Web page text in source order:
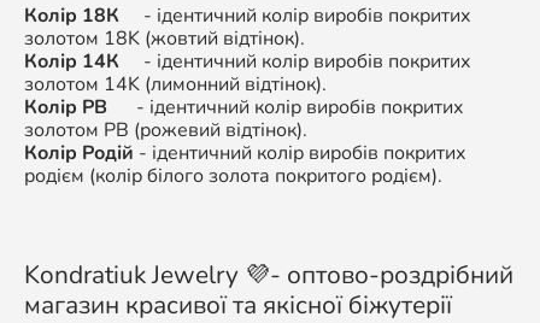
Колір 18К - ідентичний колір виробів покритих
золотом 18K (жовтий відтінок).
Колір 14К - ідентичний колір виробів покритих
золотом 14K (лимонний відтінок).
Колір РВ - ідентичний колір виробів покритих
золотом РВ (рожевий відтінок).
Колір Родій - ідентичний колір виробів покритих
родієм (колір білого золота покритого родієм).
Kondratiuk Jewelry 💜- оптово-роздрібний
магазин красивої та якісної біжутерії